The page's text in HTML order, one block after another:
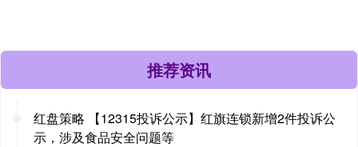
推荐资讯
红盘策略 【12315投诉公示】红旗连锁新增2件投诉公
示，涉及食品安全问题等